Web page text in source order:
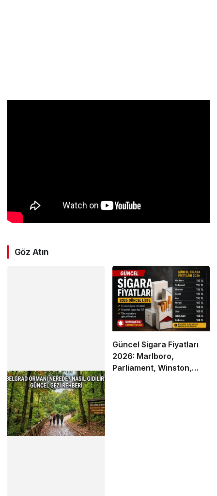
Göz Atın
Güncel Sigara Fiyatları
2026: Marlboro,
Parliament, Winston,